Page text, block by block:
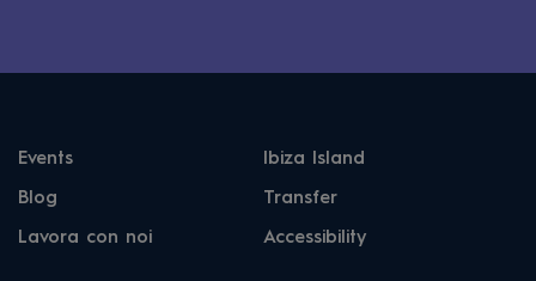
Events Ibiza Island
Blog Transfer
Lavora con noi Accessibility